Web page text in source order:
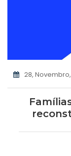
28,